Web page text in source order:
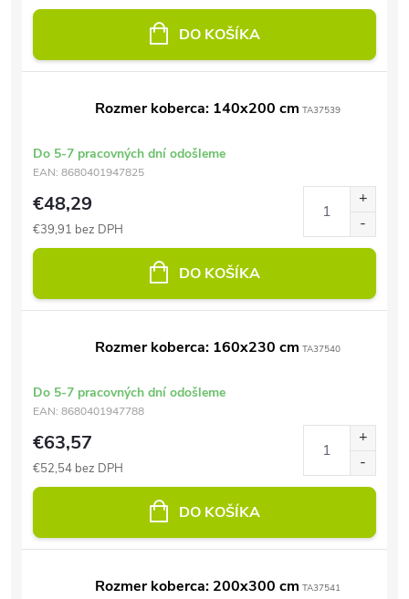
DO KOŠÍKA
Rozmer koberca: 140x200 cm TA37539
Do 5-7 pracovných dní odošleme
EAN: 8680401947825
€48,29
€39,91 bez DPH
DO KOŠÍKA
Rozmer koberca: 160x230 cm TA37540
Do 5-7 pracovných dní odošleme
EAN: 8680401947788
€63,57
€52,54 bez DPH
DO KOŠÍKA
Rozmer koberca: 200x300 cm TA37541